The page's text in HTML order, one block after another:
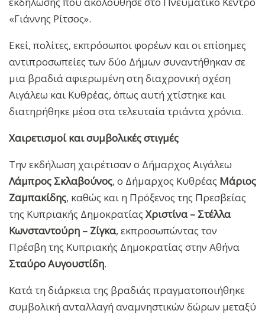
«Γιάννης Ρίτσος».
Εκεί, πολίτες, εκπρόσωποι φορέων και οι επίσημες
αντιπροσωπείες των δύο Δήμων συναντήθηκαν σε
μια βραδιά αφιερωμένη στη διαχρονική σχέση
Αιγάλεω και Κυθρέας, όπως αυτή χτίστηκε και
διατηρήθηκε μέσα στα τελευταία τριάντα χρόνια.
Χαιρετισμοί και συμβολικές στιγμές
Την εκδήλωση χαιρέτισαν ο Δήμαρχος Αιγάλεω
Λάμπρος Σκλαβούνος, ο Δήμαρχος Κυθρέας Μάριος
Ζαμπακίδης, καθώς και η Πρόξενος της Πρεσβείας
της Κυπριακής Δημοκρατίας Χριστίνα – Στέλλα
Κωνσταντούρη – Ζίγκα, εκπροσωπώντας τον
Πρέσβη της Κυπριακής Δημοκρατίας στην Αθήνα
Σταύρο Αυγουστίδη.
Κατά τη διάρκεια της βραδιάς πραγματοποιήθηκε
συμβολική ανταλλαγή αναμνηστικών δώρων μεταξύ